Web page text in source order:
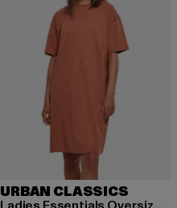
URBAN CLASSICS